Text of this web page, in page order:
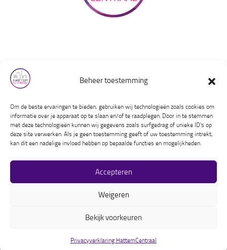
Beheer toestemming
Om de beste ervaringen te bieden, gebruiken wij technologieën zoals cookies om
informatie over je apparaat op te slaan en/of te raadplegen. Door in te stemmen
met deze technologieën kunnen wij gegevens zoals surfgedrag of unieke ID's op
deze site verwerken. Als je geen toestemming geeft of uw toestemming intrekt,
kan dit een nadelige invloed hebben op bepaalde functies en mogelijkheden.
Accepteren
Weigeren
Bekijk voorkeuren
Privacyverklaring HattemCentraal
Over ons
Huishoudelijk reglement
Instagram
Facebook
LinkedIn
HattemCentraal © 2026. Alle rechten voorbehouden.